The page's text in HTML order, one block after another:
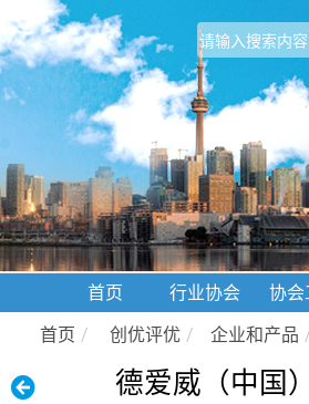
首页 行业协会 协会
首页 / 创优评优 / 企业和产品
德爱威（中国